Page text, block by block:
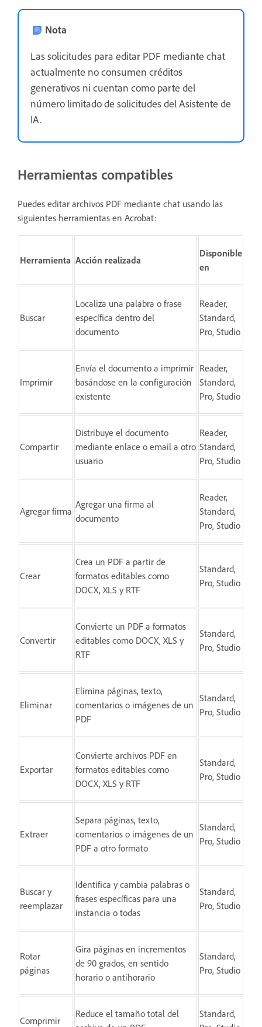
Nota
Las solicitudes para editar PDF mediante chat
actualmente no consumen créditos
generativos ni cuentan como parte del
número limitado de solicitudes del Asistente de
IA.
Herramientas compatibles
Puedes editar archivos PDF mediante chat usando las
siguientes herramientas en Acrobat:
Herramienta Acción realizada
Disponible
en
Buscar
Localiza una palabra o frase
específica dentro del
documento
Reader,
Standard,
Pro, Studio
Imprimir
Envía el documento a imprimir
basándose en la configuración
existente
Reader,
Standard,
Pro, Studio
Compartir
Distribuye el documento
mediante enlace o email a otro
usuario
Reader,
Standard,
Pro, Studio
Agregar firma
Agregar una firma al
documento
Reader,
Standard,
Pro, Studio
Crear
Crea un PDF a partir de
formatos editables como
DOCX, XLS y RTF
Standard,
Pro, Studio
Convertir
Convierte un PDF a formatos
editables como DOCX, XLS y
RTF
Standard,
Pro, Studio
Eliminar
Elimina páginas, texto,
comentarios o imágenes de un
PDF
Standard,
Pro, Studio
Exportar
Convierte archivos PDF en
formatos editables como
DOCX, XLS y RTF
Standard,
Pro, Studio
Extraer
Separa páginas, texto,
comentarios o imágenes de un
PDF a otro formato
Standard,
Pro, Studio
Buscar y
reemplazar
Identifica y cambia palabras o
frases específicas para una
instancia o todas
Standard,
Pro, Studio
Rotar
páginas
Gira páginas en incrementos
de 90 grados, en sentido
horario o antihorario
Standard,
Pro, Studio
Comprimir
Reduce el tamaño total del
Standard,